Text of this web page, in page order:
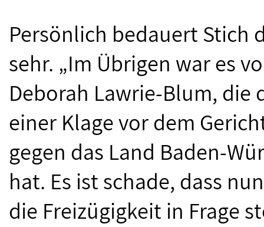
Persönlich bedauert Stich
sehr. „Im Übrigen war es
Deborah Lawrie-Blum, die
einer Klage vor dem
gegen das Land Baden-
hat. Es ist schade, dass
die Freizügigkeit in Frage